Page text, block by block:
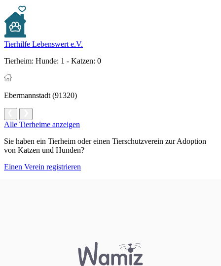
Tierhilfe Lebenswert e.V.
Tierheim: Hunde: 1 - Katzen: 0
Ebermannstadt (91320)
Alle Tierheime anzeigen
Sie haben ein Tierheim oder einen Tierschutzverein zur Adoption
von Katzen und Hunden?
Einen Verein registrieren